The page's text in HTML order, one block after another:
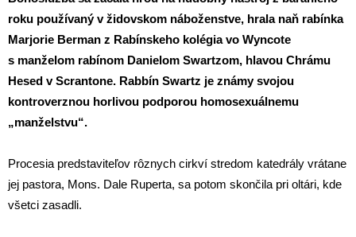
roku používaný v židovskom náboženstve, hrala naň rabínka
Marjorie Berman z Rabínskeho kolégia vo Wyncote
s manželom rabínom Danielom Swartzom, hlavou Chrámu
Hesed v Scrantone. Rabbín Swartz je známy svojou
kontroverznou horlivou podporou homosexuálnemu
„manželstvu“.
Procesia predstaviteľov rôznych cirkví stredom katedrály vrátane
jej pastora, Mons. Dale Ruperta, sa potom skončila pri oltári, kde
všetci zasadli.